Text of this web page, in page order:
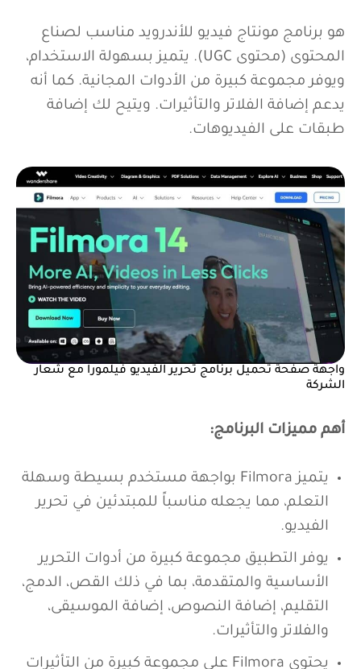
هو برنامج مونتاج فيديو للأندرويد مناسب لصناع
المحتوى (محتوى UGC). يتميز بسهولة الاستخدام،
ويوفر مجموعة كبيرة من الأدوات المجانية. كما أنه
يدعم إضافة الفلاتر والتأثيرات. ويتيح لك إضافة
طبقات على الفيديوهات.
واجهة صفحة تحميل برنامج تحرير الفيديو فيلمورا مع شعار
الشركة
أهم مميزات البرنامج:
يتميز Filmora بواجهة مستخدم بسيطة وسهلة
التعلم، مما يجعله مناسباً للمبتدئين في تحرير
الفيديو.
يوفر التطبيق مجموعة كبيرة من أدوات التحرير
الأساسية والمتقدمة، بما في ذلك القص، الدمج،
التقليم، إضافة النصوص، إضافة الموسيقى،
والفلاتر والتأثيرات.
يحتوي Filmora على مجموعة كبيرة من التأثيرات